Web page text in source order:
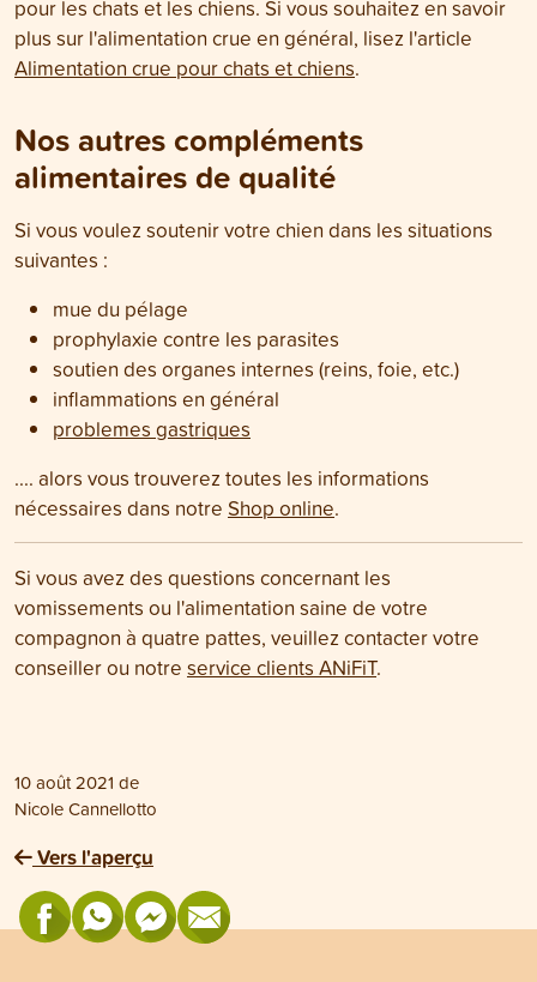
pour les chats et les chiens. Si vous souhaitez en savoir
plus sur l'alimentation crue en général, lisez l'article
Alimentation crue pour chats et chiens.
Nos autres compléments
alimentaires de qualité
Si vous voulez soutenir votre chien dans les situations
suivantes :
mue du pélage
prophylaxie contre les parasites
soutien des organes internes (reins, foie, etc.)
inflammations en général
problemes gastriques
.... alors vous trouverez toutes les informations
nécessaires dans notre Shop online.
Si vous avez des questions concernant les
vomissements ou l'alimentation saine de votre
compagnon à quatre pattes, veuillez contacter votre
conseiller ou notre service clients ANiFiT.
10 août 2021 de
Nicole Cannellotto
Vers l'aperçu